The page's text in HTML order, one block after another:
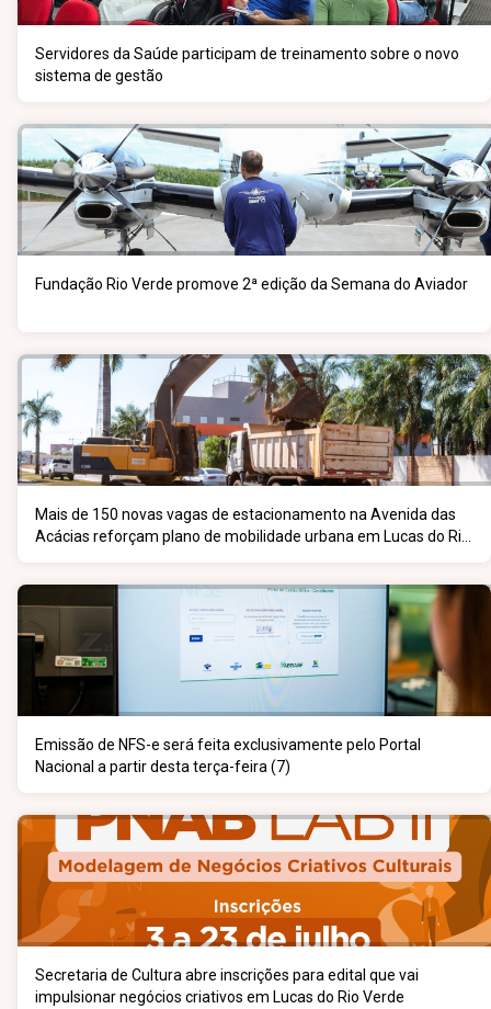
Servidores da Saúde participam de treinamento sobre o novo
sistema de gestão
Fundação Rio Verde promove 2ª edição da Semana do Aviador
Mais de 150 novas vagas de estacionamento na Avenida das
Acácias reforçam plano de mobilidade urbana em Lucas do Rio
Emissão de NFS-e será feita exclusivamente pelo Portal
Nacional a partir desta terça-feira (7)
Secretaria de Cultura abre inscrições para edital que vai
impulsionar negócios criativos em Lucas do Rio Verde